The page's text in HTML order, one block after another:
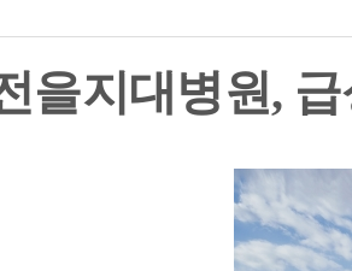
을지대병원,